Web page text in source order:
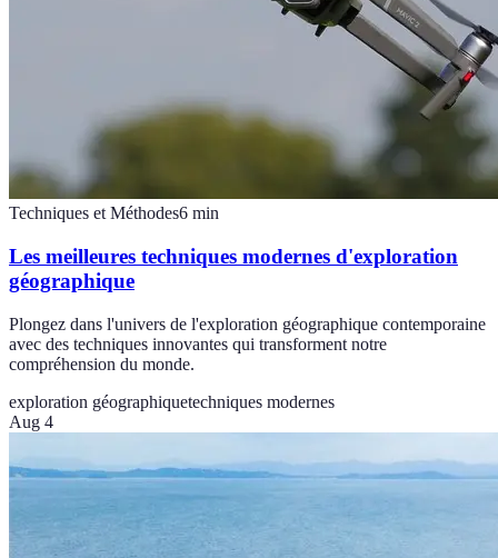
Techniques et Méthodes6 min
Les meilleures techniques modernes d'exploration
géographique
Plongez dans l'univers de l'exploration géographique contemporaine
avec des techniques innovantes qui transforment notre
compréhension du monde.
exploration géographiquetechniques modernes
Aug 4